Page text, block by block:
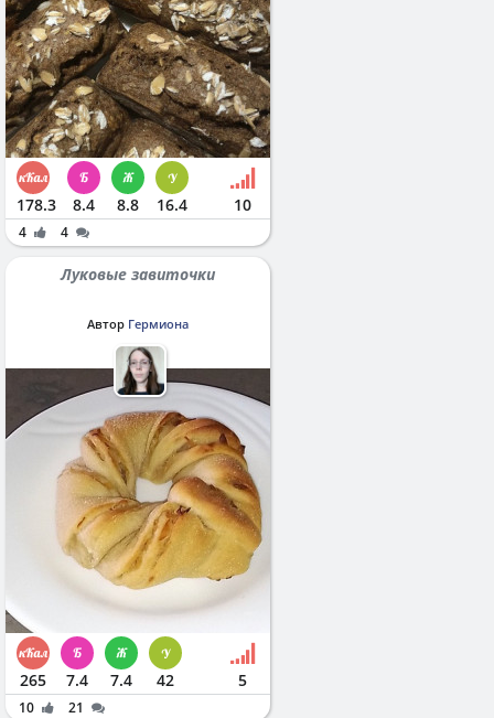
178.3 8.4 8.8 16.4 10
4 4
Луковые завиточки
Автор Гермиона
265 7.4 7.4 42 5
10
21